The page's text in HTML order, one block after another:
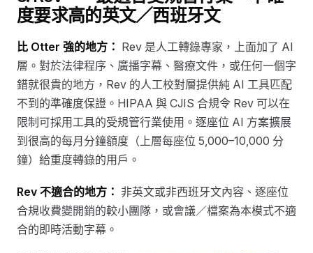
度要求高的英文／西班牙文
比 Otter 強的地方： Rev 是人工轉錄專家，上面加了 AI
層。對於法律程序、廣播字幕、醫療文件，或任何一個字
錯就很貴的地方，Rev 的人工校對層提供純 AI 工具匹配
不到的準確度保證。HIPAA 與 CJIS 合規令 Rev 可以在
限制可採用工具的受規管行業使用。逐座位 AI 方案擴展
到很高的每月分鐘額度（上層每座位 5,000–10,000 分
鐘）給重度轉錄的用戶。
Rev 不適合的地方： 非英文或非西班牙文內容、逐座位
合規收費變開銷的較小團隊，或會議／檔案為本模式不適
合的即時活動字幕。